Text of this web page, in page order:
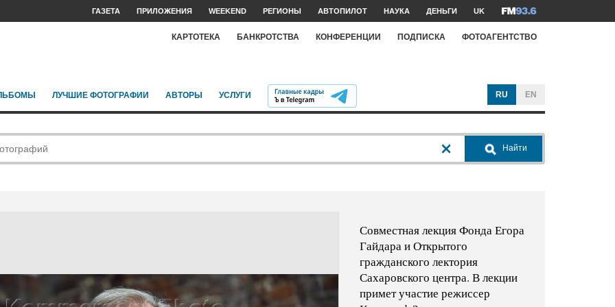
ГАЗЕТА ПРИЛОЖЕНИЯ WEEKEND РЕГИОНЫ АВТОПИЛОТ НАУКА ДЕНЬГИ UK
КАРТОТЕКА БАНКРОТСТВА КОНФЕРЕНЦИИ ПОДПИСКА ФОТОАГЕНТСТВО
ЛУЧШИЕ ФОТОГРАФИИ АВТОРЫ УСЛУГИ RU EN
Найти
Совместная лекция Фонда Егора
Гайдара и Открытого
гражданского лектория
Сахаровского центра. В лекции
примет участие режиссер